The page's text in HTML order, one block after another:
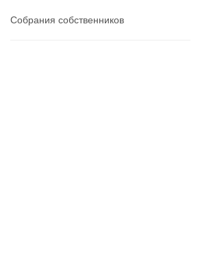
Собрания собственников